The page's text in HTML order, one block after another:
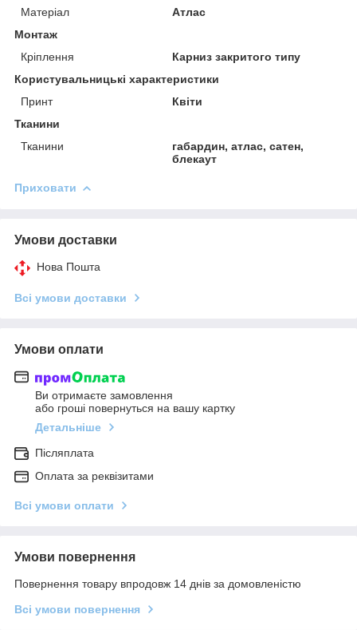
Матеріал
Атлас
Монтаж
Кріплення
Карниз закритого типу
Користувальницькі характеристики
Принт
Квіти
Тканини
Тканини
габардин, атлас, сатен,
блекаут
Приховати
Умови доставки
Нова Пошта
Всі умови доставки
Умови оплати
Ви отримаєте замовлення
або гроші повернуться на вашу картку
Детальніше
Післяплата
Оплата за реквізитами
Всі умови оплати
Умови повернення
Повернення товару впродовж 14 днів за домовленістю
Всі умови повернення